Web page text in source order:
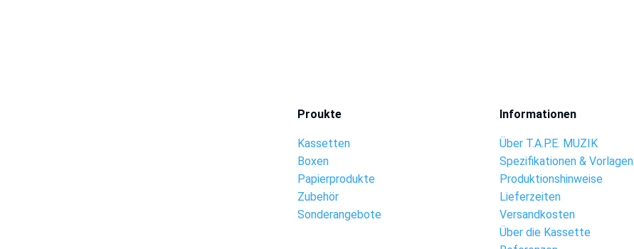
Proukte
Kassetten
Boxen
Papierprodukte
Zubehör
Sonderangebote
Informationen
Über T.A.P.E. MUZIK
Spezifikationen & Vorlagen
Produktionshinweise
Lieferzeiten
Versandkosten
Über die Kassette